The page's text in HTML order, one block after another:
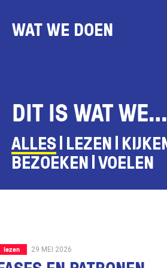
WAT WE DOEN
DIT IS WAT WE…
ALLES LEZEN
BEZOEKEN VOELEN
lezen 29 MEI 2026